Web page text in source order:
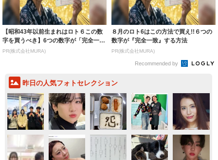
【昭和43年以前生まれはロト６この数
字を買うべき】6つの数字が「完全一
致」する方...
PR(株式会社MURA)
８月のロト6はこの方法で買え!!６つの
数字が『完全一致』する方法
PR(株式会社MURA)
Recommended by
昨日の人気フォトセレクション